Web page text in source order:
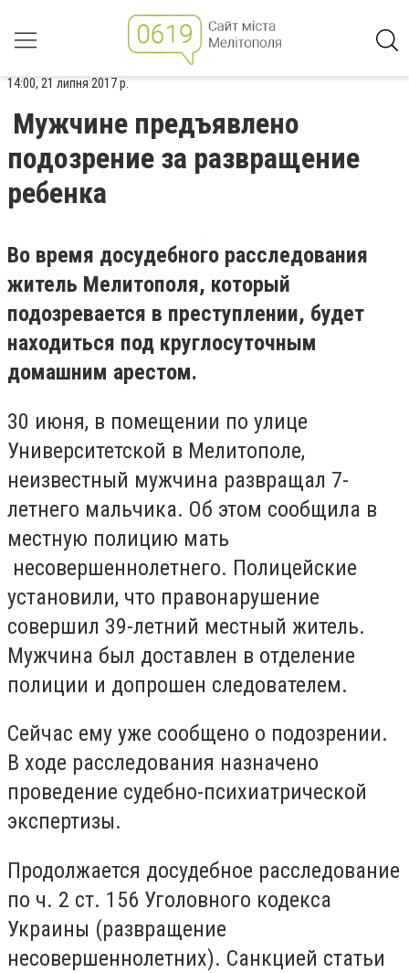
14:00, 21 липня 2017 р.
Мужчине предъявлено
подозрение за развращение
ребенка
Во время досудебного расследования
житель Мелитополя, который
подозревается в преступлении, будет
находиться под круглосуточным
домашним арестом.
30 июня, в помещении по улице
Университетской в ​​Мелитополе,
неизвестный мужчина развращал 7-
летнего мальчика. Об этом сообщила в
местную полицию мать
несовершеннолетнего. Полицейские
установили, что правонарушение
совершил 39-летний местный житель.
Мужчина был доставлен в отделение
полиции и допрошен следователем.
Сейчас ему уже сообщено о подозрении.
В ходе расследования назначено
проведение судебно-психиатрической
экспертизы.
Продолжается досудебное расследование
по ч. 2 ст. 156 Уголовного кодекса
Украины (развращение
несовершеннолетних). Санкцией статьи